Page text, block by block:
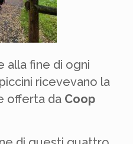
alla fine di ogni
ricevevano la
offerta da Coop